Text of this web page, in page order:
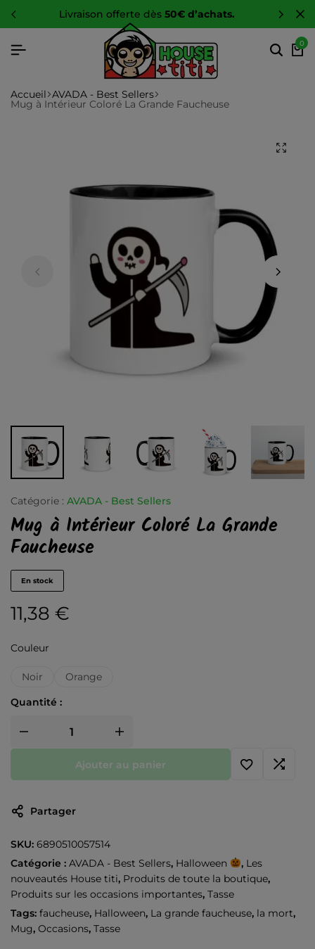
-10 %sur toute la boutique
0
Accueil AVADA - Best Sellers
Mug à Intérieur Coloré La Grande Faucheuse
Catégorie : AVADA - Best Sellers
Mug à Intérieur Coloré La Grande
Faucheuse
En stock
11,38 €
Couleur
Noir Orange
Quantité :
Ajouter au panier
Partager
SKU: 6890510057514
Catégorie : AVADA - Best Sellers, Halloween , Les
nouveautés House titi, Produits de toute la boutique,
Produits sur les occasions importantes, Tasse
Tags: faucheuse, Halloween, La grande faucheuse, la mort,
Mug, Occasions, Tasse